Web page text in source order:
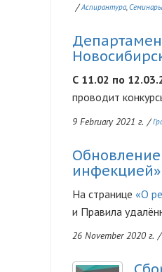
/ Аспирантура
С 11.02 по
проводит
9 February 2021 г. /
инфекцией»
На странице «О
и Правила
26 November 2020 г. /
Изображение